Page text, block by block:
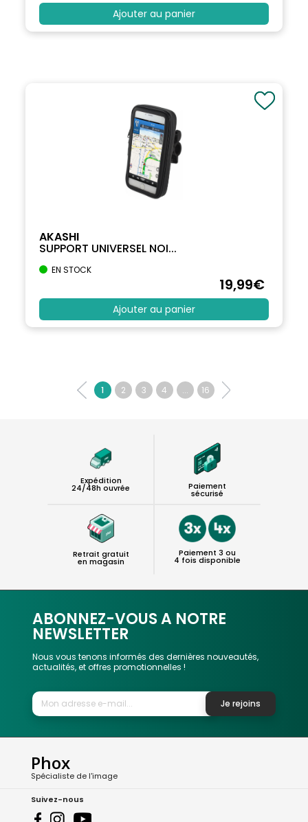
Ajouter au panier
AKASHI
SUPPORT UNIVERSEL NOI...
EN STOCK
19,99€
Ajouter au panier
1 2 3 4 ... 16
Expédition
24/48h ouvrée Paiement
sécurisé
Retrait gratuit
en magasin
Paiement 3 ou
4 fois disponible
ABONNEZ-VOUS A NOTRE
NEWSLETTER
Nous vous tenons informés des dernières nouveautés,
actualités, et offres promotionnelles !
Je rejoins
Phox
Spécialiste de l'image
Suivez-nous